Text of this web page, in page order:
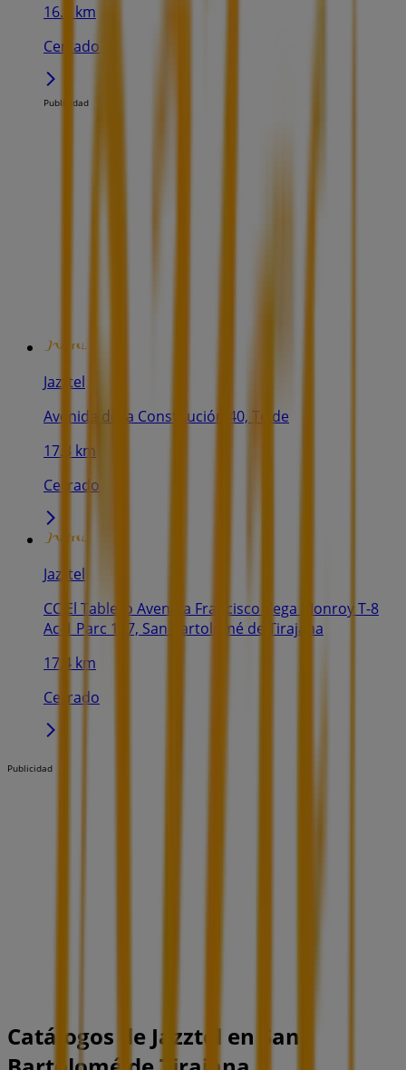
16.5 km
Cerrado
Publicidad
Jazztel
Avenida de la Constitución 40, Telde
17.3 km
Cerrado
Jazztel
CC El Tablero Avenida Francisco Vega Monroy T-8
Ac-1 Parc 187, San Bartolomé de Tirajana
17.4 km
Cerrado
Publicidad
Catálogos de Jazztel en San